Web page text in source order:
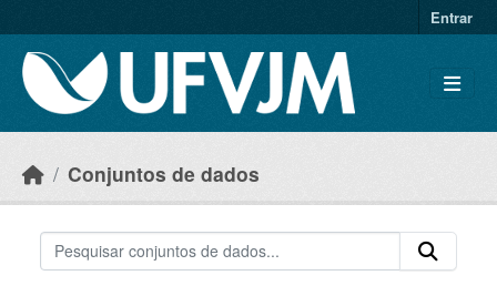
Entrar
Conjuntos de dados